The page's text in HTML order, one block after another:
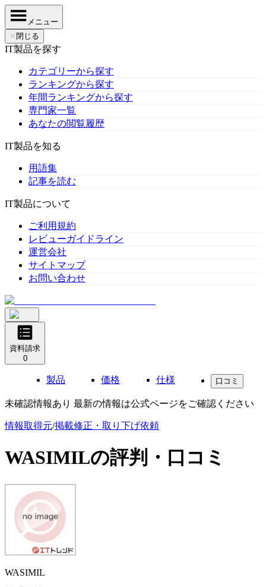
メニュー
✕ 閉じる
IT製品を探す
カテゴリーから探す
ランキングから探す
年間ランキングから探す
専門家一覧
あなたの閲覧履歴
IT製品を知る
用語集
記事を読む
IT製品について
ご利用規約
レビューガイドライン
運営会社
サイトマップ
お問い合わせ
資料請求
0
製品 価格 仕様 口コミ
未確認情報あり 最新の情報は公式ページをご確認ください
情報取得元/掲載修正・取り下げ依頼
WASIMILの評判・口コミ
WASIMIL